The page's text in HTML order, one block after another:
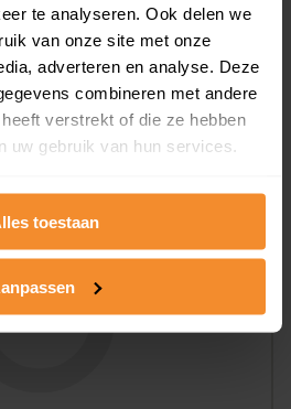
te analyseren. Ook delen we
van onze site met onze
adverteren en analyse. Deze
combineren met andere
verstrekt of die ze hebben
uw gebruik van hun services.
toestaan
73%
Huurwoningen
3%